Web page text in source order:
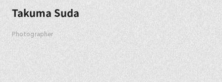
Takuma Suda
Photographer